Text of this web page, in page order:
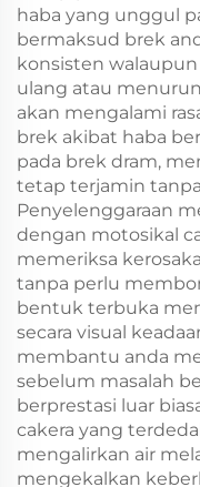
haba yang unggul
bermaksud brek
konsisten
ulang atau
akan mengalami
brek akibat haba
pada brek dram,
tetap terjamin
Penyelenggaraan
dengan motosikal
memeriksa
tanpa perlu
bentuk terbuka
secara visual
membantu anda
sebelum masalah
berprestasi luar
cakera yang
mengalirkan air
mengekalkan